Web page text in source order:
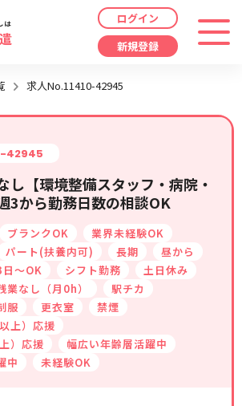
指定なし
時給/日給/月給から選択
指定なし
指定なし
最近見た求人
利用した検索条件
ません。
は
ログイン
新規登録
求人No.11410-42945
42945
し【環境整備スタッフ・病院・
3から勤務日数の相談OK
ブランクOK
業界未経験OK
パート(扶養内可) 長期
昼から
～OK シフト勤務
土日休み
業なし（月0h）
駅チカ
服 更衣室
禁煙
上）応援
）応援
幅広い年齢層活躍中
中
未経験OK